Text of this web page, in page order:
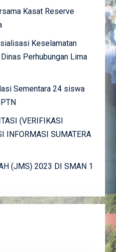
Kasat Reserve
Keselamatan
Perhubungan Lima
Sementara 24 siswa
(VERIFIKASI
INFORMASI SUMATERA
(JMS) 2023 DI SMAN 1